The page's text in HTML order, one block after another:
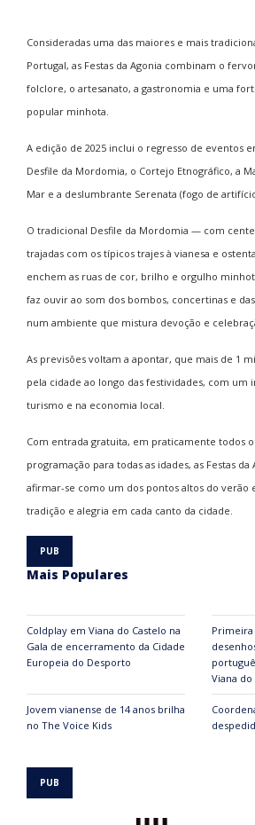
Consideradas uma das maiores e mais
Portugal, as Festas da Agonia combinam o
folclore, o artesanato, a gastronomia e uma
popular minhota.
A edição de 2025 inclui o regresso de eventos
Desfile da Mordomia, o Cortejo Etnográfico, a
Mar e a deslumbrante Serenata (fogo de
O tradicional Desfile da Mordomia — com
trajadas com os típicos trajes à vianesa e
enchem as ruas de cor, brilho e orgulho
faz ouvir ao som dos bombos, concertinas e
num ambiente que mistura devoção e
As previsões voltam a apontar, que mais de 1
pela cidade ao longo das festividades, com um
turismo e na economia local.
Com entrada gratuita, em praticamente todos
programação para todas as idades, as Festas
afirmar-se como um dos pontos altos do verão
tradição e alegria em cada canto da cidade.
Mais Populares
Coldplay em Viana do Castelo na
Gala de encerramento da Cidade
Europeia do Desporto
Viana do
Jovem vianense de 14 anos brilha
no The Voice Kids